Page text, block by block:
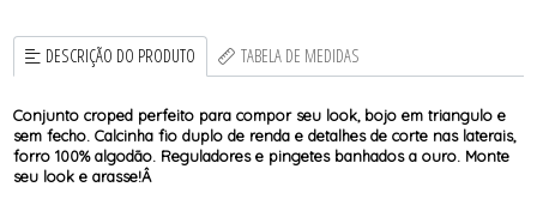
DESCRIÇÃO DO PRODUTO TABELA DE MEDIDAS
Conjunto croped perfeito para compor seu look, bojo em triangulo e
sem fecho. Calcinha fio duplo de renda e detalhes de corte nas laterais,
forro 100% algodão. Reguladores e pingetes banhados a ouro. Monte
seu look e arasse!Â